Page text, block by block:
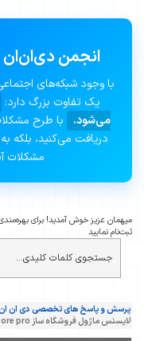
انجمن دی‌ان‌ان
با وجود شبکه‌های
یک تفاوت بزرگ دارد:
می‌شود.
با طرح
دریافت می‌کنید، بلکه
مشکلات
میهمان عزیز خوش آمدید! برای
ثبت‌نام نمایید
پرسش و پاسخ های تخصصی دی ان
لایسنس ماژول فروشگاه ساز NB store pro